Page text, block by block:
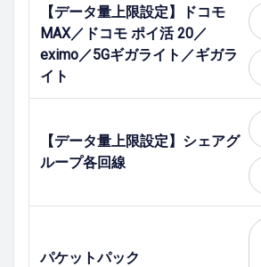
【データ量上限設定】ドコモ
MAX／ドコモ ポイ活 20／
eximo／5Gギガライト／ギガラ
イト
【データ量上限設定】シェアグ
ループ各回線
パケットパック